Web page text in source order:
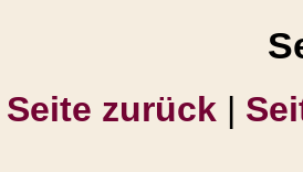
Seite zurück |